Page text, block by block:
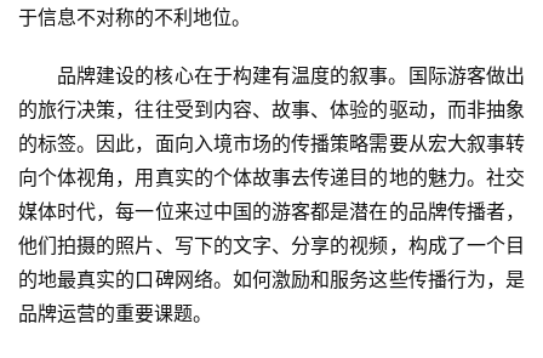
于信息不对称的不利地位。
品牌建设的核心在于构建有温度的叙事。国际游客做出
的旅行决策，往往受到内容、故事、体验的驱动，而非抽象
的标签。因此，面向入境市场的传播策略需要从宏大叙事转
向个体视角，用真实的个体故事去传递目的地的魅力。社交
媒体时代，每一位来过中国的游客都是潜在的品牌传播者，
他们拍摄的照片、写下的文字、分享的视频，构成了一个目
的地最真实的口碑网络。如何激励和服务这些传播行为，是
品牌运营的重要课题。